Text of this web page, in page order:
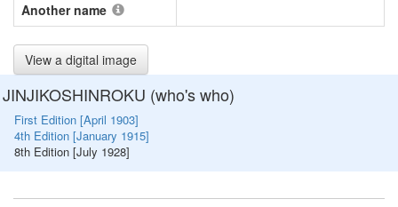
Another name
View a digital image
JINJIKOSHINROKU (who's who)
First Edition [April 1903]
4th Edition [January 1915]
8th Edition [July 1928]